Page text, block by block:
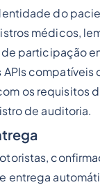
do
médicos,
participação
compatíveis
os requisitos
de auditoria.
entrega